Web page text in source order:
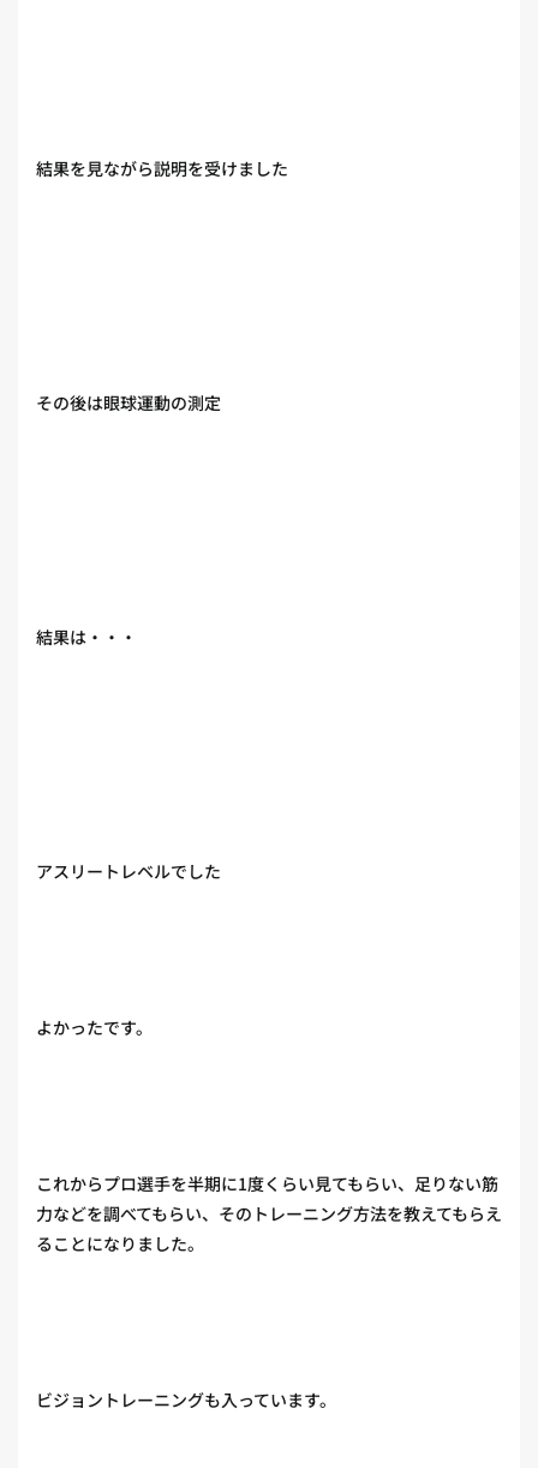
結果を見ながら説明を受けました
その後は眼球運動の測定
結果は・・・
アスリートレベルでした
よかったです。
これからプロ選手を半期に1度くらい見てもらい、足りない筋
力などを調べてもらい、そのトレーニング方法を教えてもらえ
ることになりました。
ビジョントレーニングも入っています。